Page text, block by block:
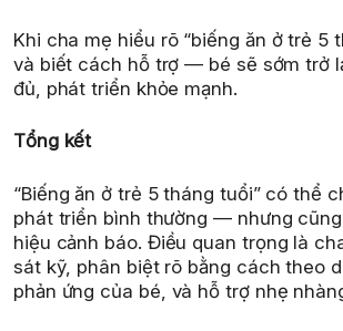
Khi cha mẹ hiểu rõ “biếng ăn ở trẻ 5
và biết cách hỗ trợ — bé sẽ sớm trở
đủ, phát triển khỏe mạnh.
Tổng kết
“Biếng ăn ở trẻ 5 tháng tuổi” có thể
phát triển bình thường — nhưng
hiệu cảnh báo. Điều quan trọng là
sát kỹ, phân biệt rõ bằng cách theo
phản ứng của bé, và hỗ trợ nhẹ